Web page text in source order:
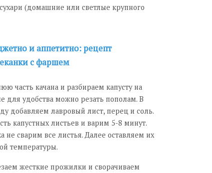
(домашние или светлые крупного
и аппетитно: рецепт
с фаршем
часть качана и разбираем капусту на
для удобства можно резать пополам. В
добавляем лавровый лист, перец и соль.
капустных листьев и варим 5-8 минут.
не сварим все листья. Далее оставляем их
температуры.
жесткие прожилки и сворачиваем